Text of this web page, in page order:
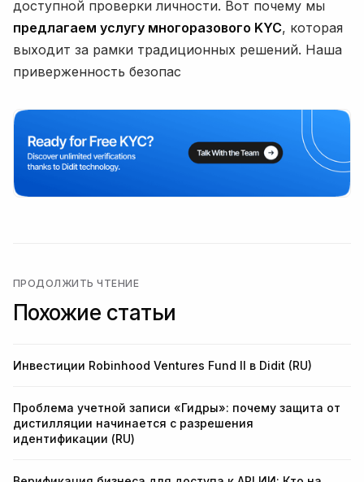
доступной проверки личности. Вот почему мы
предлагаем услугу многоразового KYC, которая
выходит за рамки традиционных решений. Наша
приверженность безопас
ПРОДОЛЖИТЬ ЧТЕНИЕ
Похожие статьи
Инвестиции Robinhood Ventures Fund II в Didit (RU)
Проблема учетной записи «Гидры»: почему защита от
дистилляции начинается с разрешения
идентификации (RU)